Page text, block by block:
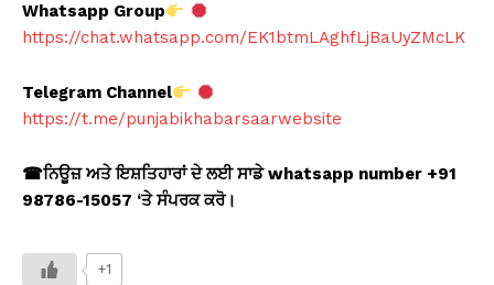
Whatsapp Group
https://chat.whatsapp.com/EK1btmLAghfLjBaUyZMcLK
Telegram Channel
https://t.me/punjabikhabarsaarwebsite
☎ਨਿਊਜ਼ ਅਤੇ ਇਸ਼ਤਿਹਾਰਾਂ ਦੇ ਲਈ ਸਾਡੇ whatsapp number +91
98786-15057 ‘ਤੇ ਸੰਪਰਕ ਕਰੋ।
+1